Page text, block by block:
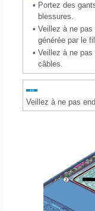
• Portez des
blessures.
• Veillez à ne
générée par le
• Veillez à ne
câbles.
Veillez à ne pas